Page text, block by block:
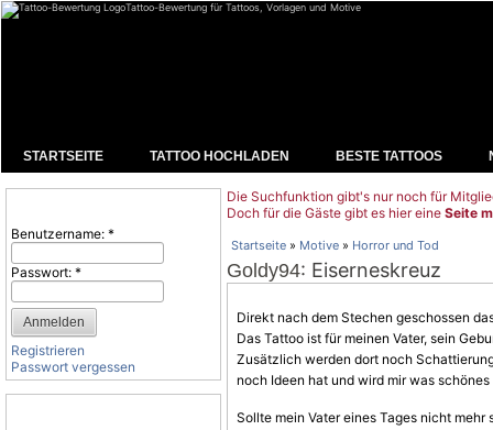
Tattoo-Bewertung für Tattoos, Vorlagen und Motive
STARTSEITE TATTOO HOCHLADEN BESTE TATTOOS
Benutzername: *
Passwort: *
Registrieren
Passwort vergessen
Die Suchfunktion gibt's nur noch für
Doch für die Gäste gibt es hier eine Seite
Startseite » Motive » Horror und Tod
Goldy94: Eiserneskreuz
Direkt nach dem Stechen geschossen
Das Tattoo ist für meinen Vater, sein
Zusätzlich werden dort noch
noch Ideen hat und wird mir was
Sollte mein Vater eines Tages nicht mehr